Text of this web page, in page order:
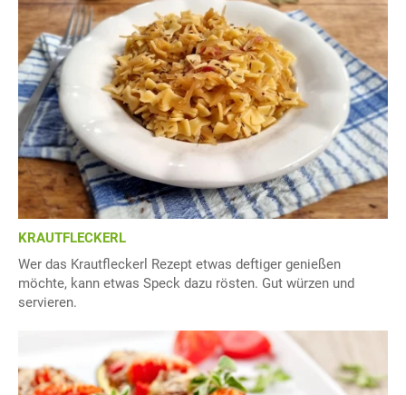
KRAUTFLECKERL
Wer das Krautfleckerl Rezept etwas deftiger genießen
möchte, kann etwas Speck dazu rösten. Gut würzen und
servieren.